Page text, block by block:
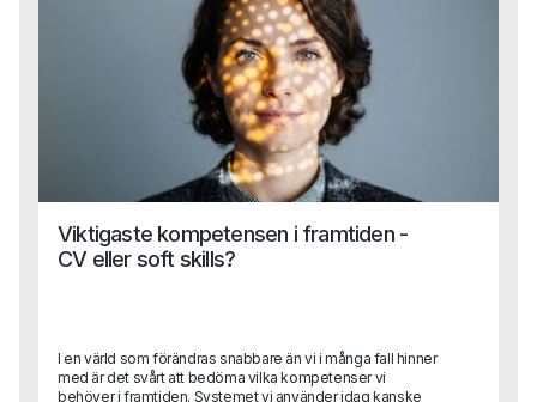
Viktigaste kompetensen i framtiden -
CV eller soft skills?
I en värld som förändras snabbare än vi i många fall hinner
med är det svårt att bedöma vilka kompetenser vi
behöver i framtiden. Systemet vi använder idag kanske